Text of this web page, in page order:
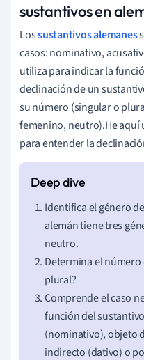
sustantivos en
Lossustantivos alemanes
casos: nominativo,
utiliza para indicar la
declinación de un
su número (singular o
femenino, neutro).He aquí
para entender la
Identifica el género
alemán tiene tres
neutro.
Determina el número
plural?
Comprende el caso
función del
(nominativo), objeto
indirecto (dativo) o